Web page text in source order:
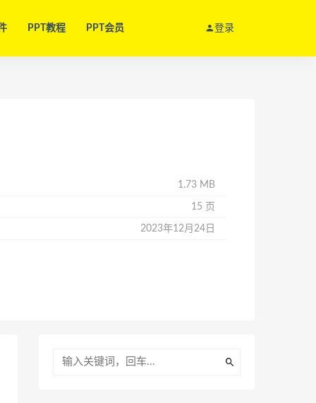
PPT教程 PPT会员 登录
1.73 MB
15 页
2023年12月24日